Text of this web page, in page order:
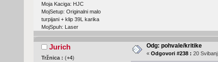
Moja Kaciga: HJC
MojSetup: Originalni malo
turpijani + klip 39L karika
MojSpuh: Laser
Jurich
Tržnica : (+4)
Odg: pohvale/kritike
« Odgovori #238 : 20